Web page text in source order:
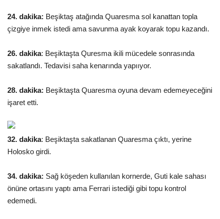
24. dakika: Beşiktaş atağında Quaresma sol kanattan topla
çizgiye inmek istedi ama savunma ayak koyarak topu kazandı.
26. dakika: Beşiktaşta Quresma ikili mücedele sonrasında
sakatlandı. Tedavisi saha kenarında yapııyor.
28. dakika: Beşiktaşta Quaresma oyuna devam edemeyeceğini
işaret etti.
32. dakika: Beşiktaşta sakatlanan Quaresma çıktı, yerine
Holosko girdi.
34. dakika: Sağ köşeden kullanılan kornerde, Guti kale sahası
önüne ortasını yaptı ama Ferrari istediği gibi topu kontrol
edemedi.